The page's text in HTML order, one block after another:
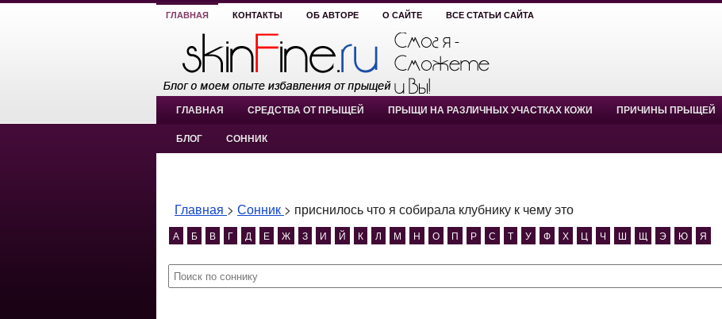
ГЛАВНАЯ КОНТАКТЫ ОБ АВТОРЕ О САЙТЕ ВСЕ СТАТЬИ САЙТА
ГЛАВНАЯ СРЕДСТВА ОТ ПРЫЩЕЙ ПРЫЩИ НА РАЗЛИЧНЫХ УЧАСТКАХ КОЖИ ПРИЧИНЫ ПРЫЩЕЙ
БЛОГ СОННИК
Главная > Сонник > приснилось что я собирала клубнику к чему это
А Б В Г Д Е Ж З И Й К Л М Н О П Р С Т У Ф Х Ц Ч Ш Щ Э Ю Я